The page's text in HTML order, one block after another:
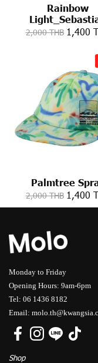
Rainbow
2,000 THB 1,400
Palmtree
2,000 THB 1,400
Monday to Friday
Opening Hours: 9am-6pm
Tel: 06 1436 8182
Email:
Shop